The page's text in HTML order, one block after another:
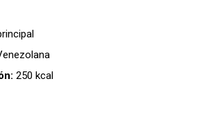
250 kcal